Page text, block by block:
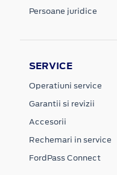
Persoane juridice
SERVICE
Operatiuni service
Garantii si revizii
Accesorii
Rechemari in service
FordPass Connect